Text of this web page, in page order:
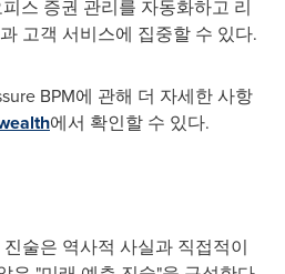
스 증권 관리를 자동화하고 리
고객 서비스에 집중할 수 있다.
BPM에 관해 더 자세한 사항
에서 확인할 수 있다.
술은 역사적 사실과 직접적이